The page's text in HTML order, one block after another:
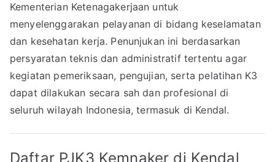
Kementerian Ketenagakerjaan untuk
menyelenggarakan pelayanan di bidang keselamatan
dan kesehatan kerja. Penunjukan ini berdasarkan
persyaratan teknis dan administratif tertentu agar
kegiatan pemeriksaan, pengujian, serta pelatihan K3
dapat dilakukan secara sah dan profesional di
seluruh wilayah Indonesia, termasuk di Kendal.
Daftar PJK3 Kemnaker di Kendal